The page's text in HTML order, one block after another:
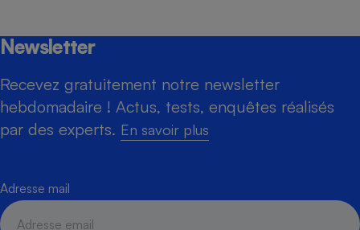
Newsletter
Recevez gratuitement notre newsletter
hebdomadaire ! Actus, tests, enquêtes réalisés
par des experts. En savoir plus
Adresse mail